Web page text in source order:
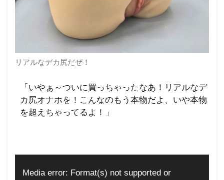
リアルなデカ尻だぜ！
「いやぁ～ついに買っちゃったなあ！リアルなデ
カ尻オナホを！こんなのもう本物だよ、いや本物
を超えちゃってるよ！」
Media error: Format(s) not supported or